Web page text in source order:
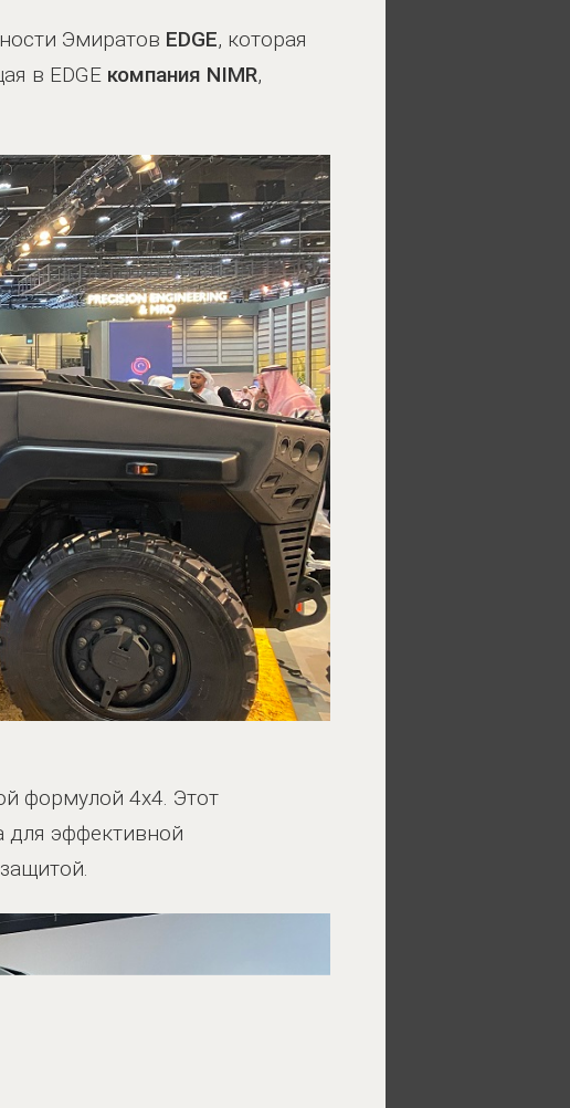
Эмиратов EDGE, которая
в EDGE компания NIMR,
формулой 4x4. Этот
для эффективной